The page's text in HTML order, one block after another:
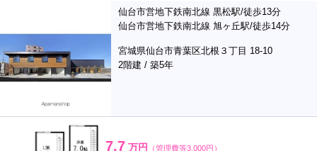
仙台市営地下鉄南北線 黒松駅/徒歩13分
仙台市営地下鉄南北線 旭ヶ丘駅/徒歩14分
宮城県仙台市青葉区北根３丁目 18-10
2階建 / 築5年
7.7 万円 （管理費等3,000円）